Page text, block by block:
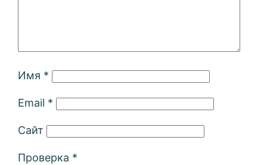
Имя *
Email *
Сайт
Проверка *